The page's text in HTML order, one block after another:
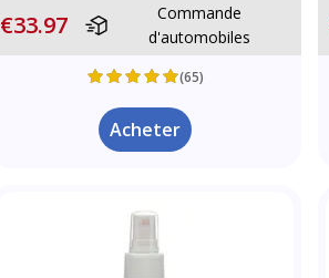
€33.97
Commande
d'automobiles
(65)
Acheter